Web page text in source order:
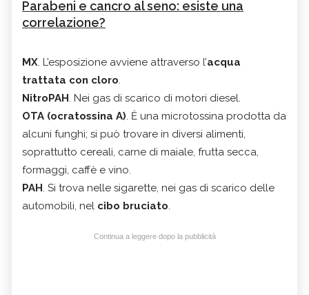
Parabeni e cancro al seno: esiste una
correlazione?
MX. L’esposizione avviene attraverso l’acqua
trattata con cloro.
NitroPAH. Nei gas di scarico di motori diesel.
OTA (ocratossina A). Ė una microtossina prodotta da
alcuni funghi; si può trovare in diversi alimenti,
soprattutto cereali, carne di maiale, frutta secca,
formaggi, caffè e vino.
PAH. Si trova nelle sigarette, nei gas di scarico delle
automobili, nel cibo bruciato.
Continua a leggere dopo la pubblicità